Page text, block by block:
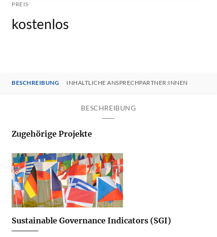
PREIS
kostenlos
BESCHREIBUNG INHALTLICHE ANSPRECHPARTNER:INNEN
BESCHREIBUNG
Zugehörige Projekte
Sustainable Governance Indicators (SGI)